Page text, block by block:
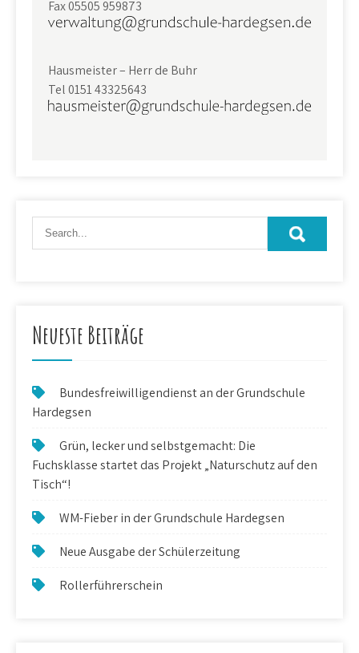
Fax 05505 959873
Hausmeister – Herr de Buhr
Tel 0151 43325643
Neueste Beiträge
Bundesfreiwilligendienst an der Grundschule
Hardegsen
Grün, lecker und selbstgemacht: Die
Fuchsklasse startet das Projekt „Naturschutz auf den
Tisch“!
WM-Fieber in der Grundschule Hardegsen
Neue Ausgabe der Schülerzeitung
Rollerführerschein